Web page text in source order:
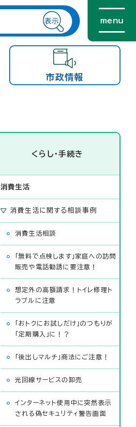
menu
市政情報
くらし・手続き
消費生活
消費生活に関する相談事例
消費生活相談
「無料で点検します」家庭への訪問
販売や電話勧誘に要注意！
想定外の高額請求！トイレ修理ト
ラブルに注意
「おトクにお試しだけ」のつもりが
「定期購入」に！？
「後出しマルチ」商法にご注意！
光回線サービスの卸売
インターネット使用中に突然表示
される偽セキュリティ警告画面